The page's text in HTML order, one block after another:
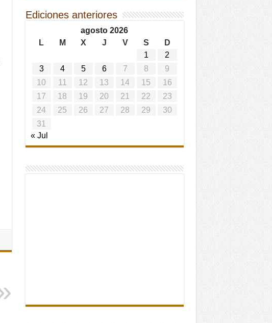
Ediciones anteriores
agosto 2026
L
M X J V S
D
1
2
3
4 5 6 7 8
9
10
11 12 13 14 15
16
17
18 19 20 21 22
23
24
25 26 27 28 29
30
31
« Jul